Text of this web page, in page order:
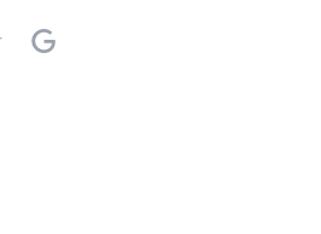
Google Business Profile